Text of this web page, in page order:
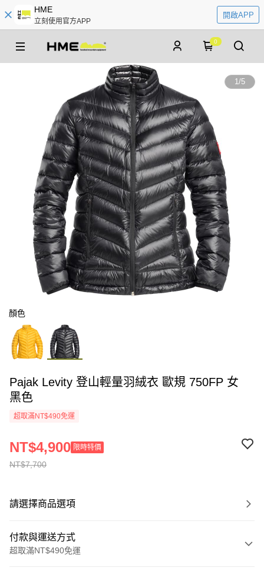
HME
立刻使用官方APP
開啟APP
0
1/5
顏色
Pajak Levity 登山輕量羽絨衣 歐規 750FP 女
黑色
超取滿NT$490免運
NT$7,700
NT$4,900 限時特價
請選擇商品選項
付款與運送方式
超取滿NT$490免運